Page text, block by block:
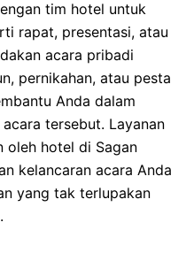
tim hotel untuk
rapat, presentasi, atau
acara pribadi
pernikahan, atau pesta
Anda dalam
tersebut. Layanan
oleh hotel di Sagan
kelancaran acara Anda
yang tak terlupakan